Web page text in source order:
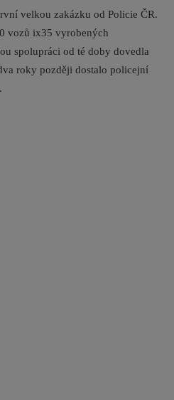
velkou zakázku od Policie ČR.
vozů ix35 vyrobených
spolupráci od té doby dovedla
roky později dostalo policejní